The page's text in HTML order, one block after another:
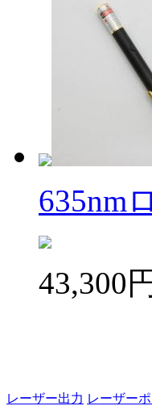
635nm
43,300円
レーザー出力 レーザー